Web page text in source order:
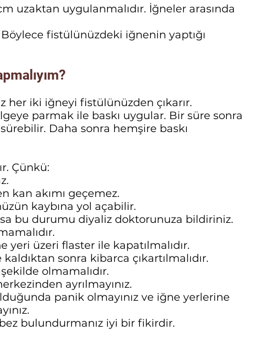
uzaktan uygulanmalıdır. İğneler arasında
fistülünüzdeki iğnenin yaptığı
iki iğneyi fistülünüzden çıkarır.
parmak ile baskı uygular. Bir süre sonra
Daha sonra hemşire baskı
Çünkü:
kan akımı geçemez.
kaybına yol açabilir.
bu durumu diyaliz doktorunuza bildiriniz.
yeri üzeri flaster ile kapatılmalıdır.
sonra kibarca çıkartılmalıdır.
olmamalıdır.
ayrılmayınız.
panik olmayınız ve iğne yerlerine
bulundurmanız iyi bir fikirdir.